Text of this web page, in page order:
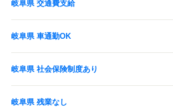
岐阜県 交通費支給
岐阜県 車通勤OK
岐阜県 社会保険制度あり
岐阜県 残業なし